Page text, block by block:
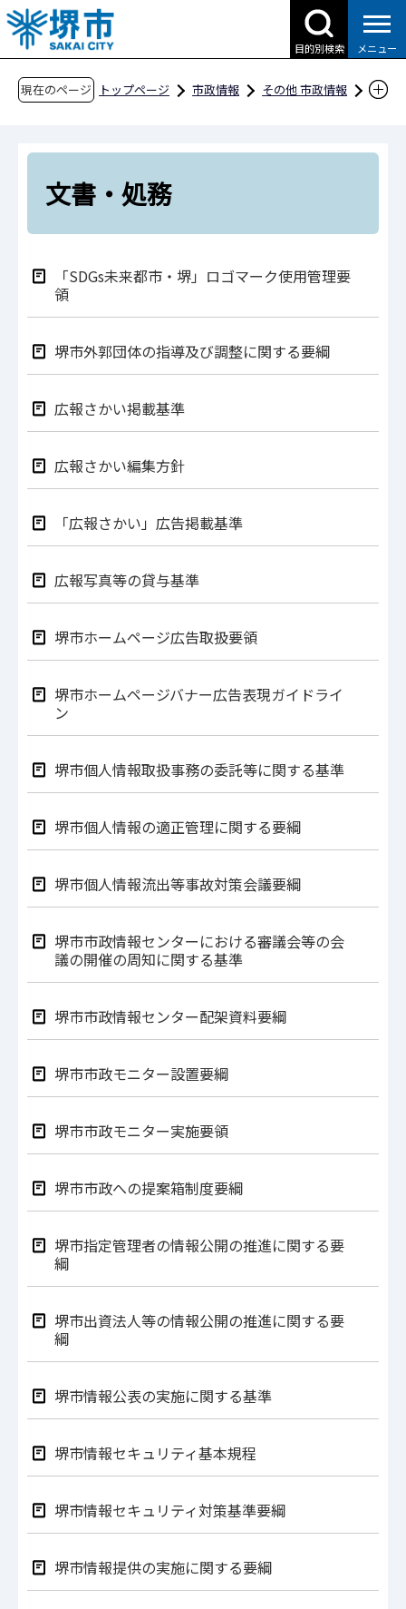
こ
の
ペ
目的別検索 メニュー
現在のページ トップページ 市政情報
その他 市政情報
文書・処務
文書・処務
「SDGs未来都市・堺」ロゴマーク使用管理要
領
堺市外郭団体の指導及び調整に関する要綱
広報さかい掲載基準
広報さかい編集方針
「広報さかい」広告掲載基準
広報写真等の貸与基準
堺市ホームページ広告取扱要領
堺市ホームページバナー広告表現ガイドライ
ン
堺市個人情報取扱事務の委託等に関する基準
堺市個人情報の適正管理に関する要綱
堺市個人情報流出等事故対策会議要綱
堺市市政情報センターにおける審議会等の会
議の開催の周知に関する基準
堺市市政情報センター配架資料要綱
堺市市政モニター設置要綱
堺市市政モニター実施要領
堺市市政への提案箱制度要綱
堺市指定管理者の情報公開の推進に関する要
綱
堺市出資法人等の情報公開の推進に関する要
綱
堺市情報公表の実施に関する基準
堺市情報セキュリティ基本規程
堺市情報セキュリティ対策基準要綱
堺市情報提供の実施に関する要綱